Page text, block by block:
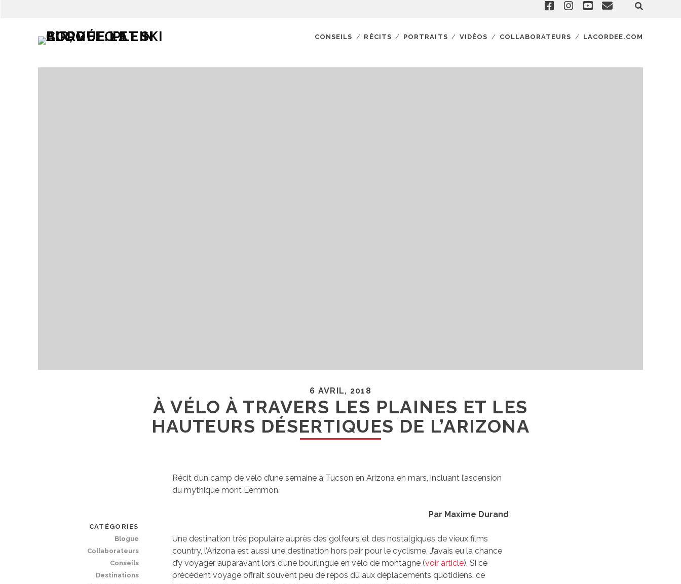
CONSEILS RÉCITS PORTRAITS VIDÉOS COLLABORATEURS LACORDEE.COM
6 AVRIL, 2018
À VÉLO À TRAVERS LES PLAINES ET LES
HAUTEURS DÉSERTIQUES DE L’ARIZONA
‪Récit d’un camp de vélo d’une semaine à Tucson en Arizona en mars, incluant l’ascension
du mythique mont Lemmon.
Par Maxime Durand
Une destination très populaire auprès des golfeurs et des nostalgiques de vieux films
country, l’Arizona est aussi une destination hors pair pour le cyclisme. J’avais eu la chance
d’y voyager auparavant lors d’une bourlingue en vélo de montagne (voir article). Si ce
précédent voyage offrait souvent peu de repos dû aux déplacements quotidiens, ce
CATÉGORIES
Blogue
Collaborateurs
Conseils
Destinations